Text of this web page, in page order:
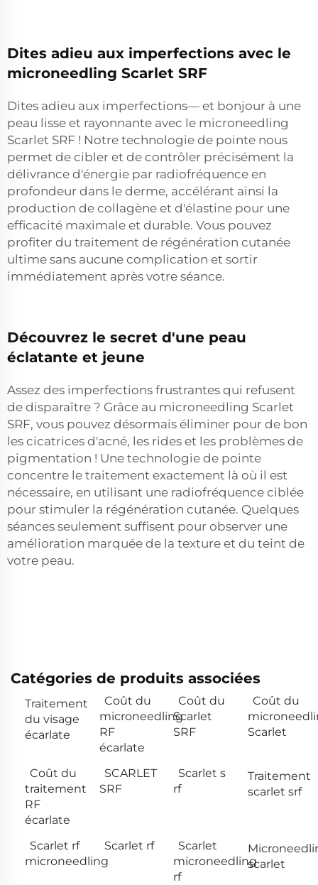
Dites adieu aux imperfections avec le
microneedling Scarlet SRF
Dites adieu aux imperfections— et bonjour à une
peau lisse et rayonnante avec le microneedling
Scarlet SRF ! Notre technologie de pointe nous
permet de cibler et de contrôler précisément la
délivrance d'énergie par radiofréquence en
profondeur dans le derme, accélérant ainsi la
production de collagène et d'élastine pour une
efficacité maximale et durable. Vous pouvez
profiter du traitement de régénération cutanée
ultime sans aucune complication et sortir
immédiatement après votre séance.
Découvrez le secret d'une peau
éclatante et jeune
Assez des imperfections frustrantes qui refusent
de disparaître ? Grâce au microneedling Scarlet
SRF, vous pouvez désormais éliminer pour de bon
les cicatrices d'acné, les rides et les problèmes de
pigmentation ! Une technologie de pointe
concentre le traitement exactement là où il est
nécessaire, en utilisant une radiofréquence ciblée
pour stimuler la régénération cutanée. Quelques
séances seulement suffisent pour observer une
amélioration marquée de la texture et du teint de
votre peau.
Catégories de produits associées
Traitement
du visage
écarlate
Coût du
microneedling
RF
écarlate
Coût du
Scarlet
SRF
Coût du
Scarlet
Coût du
traitement
RF
écarlate
SCARLET
SRF
Scarlet s
rf
Traitement
scarlet srf
Scarlet rf
microneedling
Scarlet rf
Scarlet
microneedling
rf
scarlet